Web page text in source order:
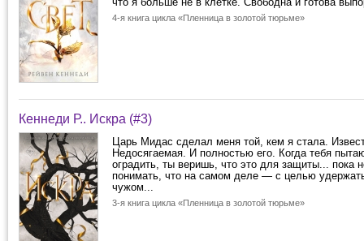
4-я книга цикла «Пленница в золотой тюрьме»
Кеннеди Р.. Искра (#3)
Царь Мидас сделал меня той, кем я стала.
Недосягаемая. И полностью его. Когда тебя
оградить, ты веришь, что это для защиты... пока
понимать, что на самом деле — с целью
чужом...
3-я книга цикла «Пленница в золотой тюрьме»